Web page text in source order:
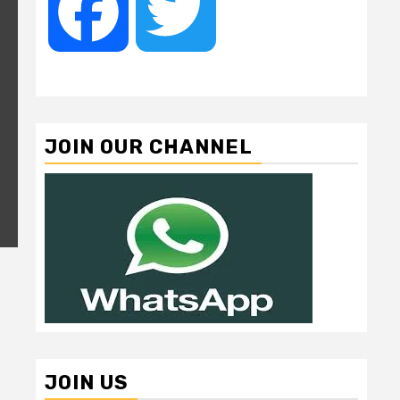
Facebook
JOIN OUR CHANNEL
JOIN US